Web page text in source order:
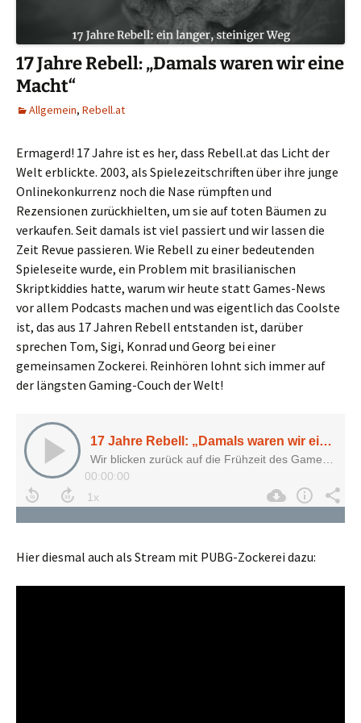
17 Jahre Rebell: „Damals waren wir eine
Macht“
Allgemein, Rebell.at
Ermagerd! 17 Jahre ist es her, dass Rebell.at das Licht der
Welt erblickte. 2003, als Spielezeitschriften über ihre junge
Onlinekonkurrenz noch die Nase rümpften und
Rezensionen zurückhielten, um sie auf toten Bäumen zu
verkaufen. Seit damals ist viel passiert und wir lassen die
Zeit Revue passieren. Wie Rebell zu einer bedeutenden
Spieleseite wurde, ein Problem mit brasilianischen
Skriptkiddies hatte, warum wir heute statt Games-News
vor allem Podcasts machen und was eigentlich das Coolste
ist, das aus 17 Jahren Rebell entstanden ist, darüber
sprechen Tom, Sigi, Konrad und Georg bei einer
gemeinsamen Zockerei. Reinhören lohnt sich immer auf
der längsten Gaming-Couch der Welt!
Hier diesmal auch als Stream mit PUBG-Zockerei dazu: